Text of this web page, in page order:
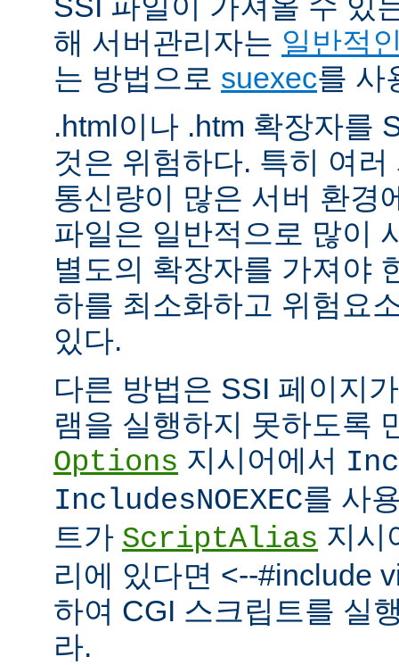
해 서버관리자는 일반적
는 방법으로 suexec를 사
.html이나 .htm 확장자를
것은 위험하다. 특히 여
통신량이 많은 서버 환경
파일은 일반적으로 많이
별도의 확장자를 가져야
하를 최소화하고 위험요
있다.
다른 방법은 SSI 페이지
램을 실행하지 못하도록
Options 지시어에서
IncludesNOEXEC를 사
트가 ScriptAlias 지시
리에 있다면 <--#include
하여 CGI 스크립트를 실
라.